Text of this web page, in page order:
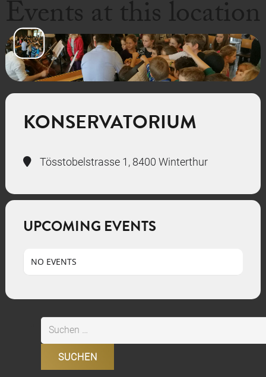
Events at this location
KONSERVATORIUM
Tösstobelstrasse 1, 8400 Winterthur
UPCOMING EVENTS
NO EVENTS
Suchen
nach: